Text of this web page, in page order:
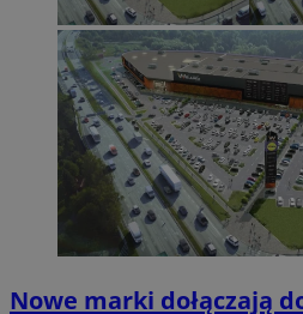
Nowe marki dołączają